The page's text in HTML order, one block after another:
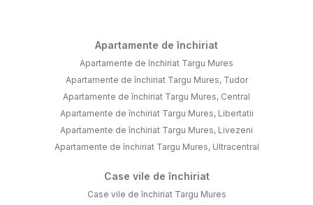
Apartamente de închiriat
Apartamente de închiriat Targu Mures
Apartamente de închiriat Targu Mures, Tudor
Apartamente de închiriat Targu Mures, Central
Apartamente de închiriat Targu Mures, Libertatii
Apartamente de închiriat Targu Mures, Livezeni
Apartamente de închiriat Targu Mures, Ultracentral
Case vile de închiriat
Case vile de închiriat Targu Mures